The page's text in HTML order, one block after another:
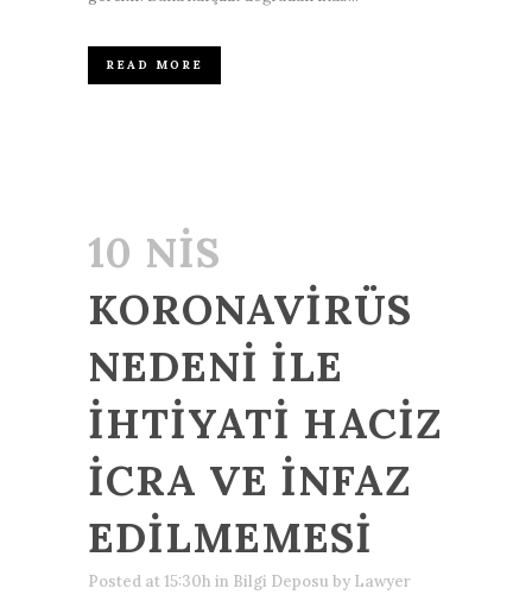
READ MORE
10 NIS
KORONAVIRÜS
NEDENI ILE
İHTIYATI HACIZ
ICRA VE INFAZ
EDILMEMESI
Posted at 15:30h in Bilgi Deposu by Lawyer